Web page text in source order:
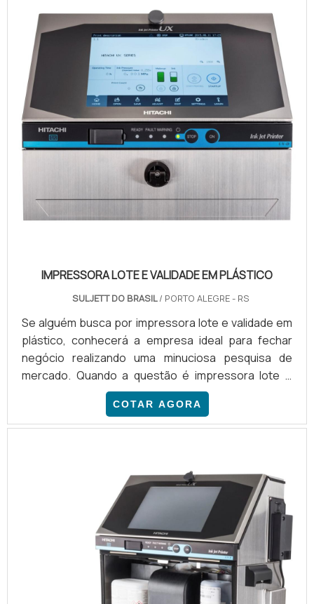
IMPRESSORA LOTE E VALIDADE EM PLÁSTICO
SULJETT DO BRASIL/ PORTO ALEGRE - RS
Se alguém busca por impressora lote e validade em
plástico, conhecerá a empresa ideal para fechar
negócio realizando uma minuciosa pesquisa de
mercado. Quando a questão é impressora lote e
validade em plástico, na Suljett do Brasil irá
encontrar precisão com comprometimento com os
resultados dos clientes.DETALHES SOBRE A
competência e excelência em uma áre...
COTAR AGORA